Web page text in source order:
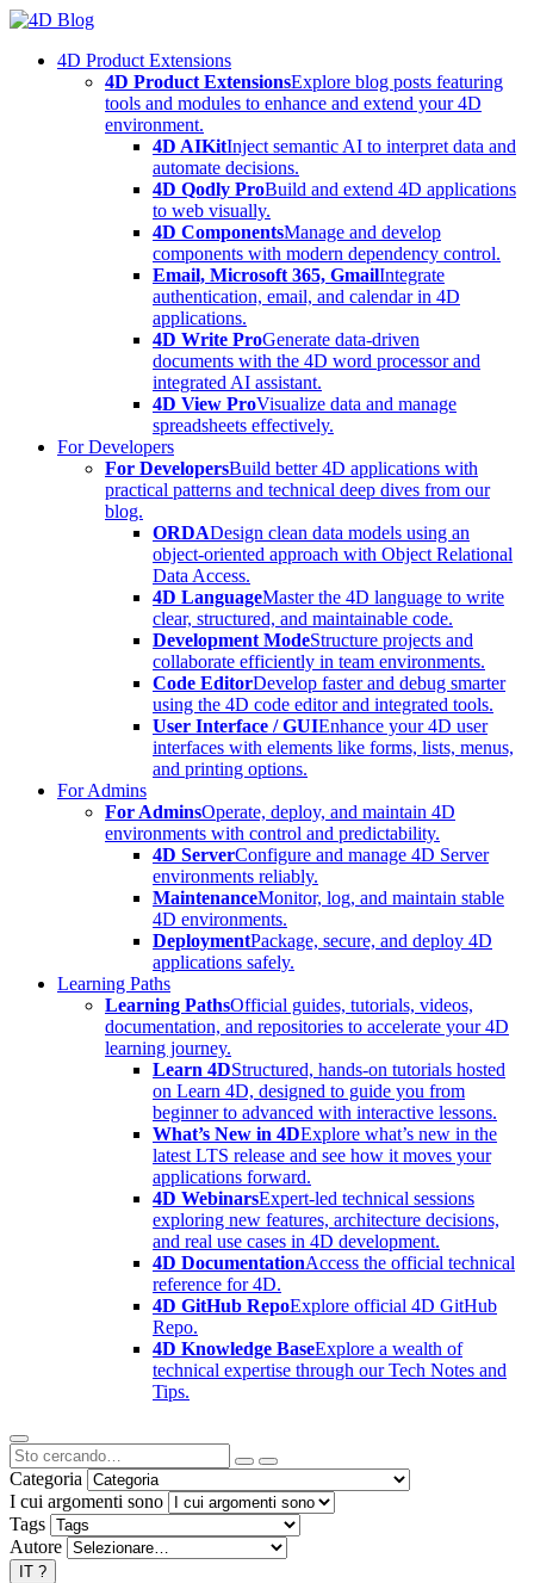
Skip
content4D Product Extensions
4D Product ExtensionsExplore blog posts featuring
tools and modules to enhance and extend your 4D
environment.
4D AIKitInject semantic AI to interpret data and
automate decisions.
4D Qodly ProBuild and extend 4D applications
to web visually.
4D ComponentsManage and develop
components with modern dependency control.
Email, Microsoft 365, GmailIntegrate
authentication, email, and calendar in 4D
applications.
4D Write ProGenerate data-driven
documents with the 4D word processor and
integrated AI assistant.
4D View ProVisualize data and manage
spreadsheets effectively.
For Developers
For DevelopersBuild better 4D applications with
practical patterns and technical deep dives from our
blog.
ORDADesign clean data models using an
object-oriented approach with Object Relational
Data Access.
4D LanguageMaster the 4D language to write
clear, structured, and maintainable code.
Development ModeStructure projects and
collaborate efficiently in team environments.
Code EditorDevelop faster and debug smarter
using the 4D code editor and integrated tools.
User Interface / GUIEnhance your 4D user
interfaces with elements like forms, lists, menus,
and printing options.
For Admins
For AdminsOperate, deploy, and maintain 4D
environments with control and predictability.
4D ServerConfigure and manage 4D Server
environments reliably.
MaintenanceMonitor, log, and maintain stable
4D environments.
DeploymentPackage, secure, and deploy 4D
applications safely.
Learning Paths
Learning PathsOfficial guides, tutorials, videos,
documentation, and repositories to accelerate your 4D
learning journey.
Learn 4DStructured, hands-on tutorials hosted
on Learn 4D, designed to guide you from
beginner to advanced with interactive lessons.
What’s New in 4DExplore what’s new in the
latest LTS release and see how it moves your
applications forward.
4D WebinarsExpert-led technical sessions
exploring new features, architecture decisions,
and real use cases in 4D development.
4D DocumentationAccess the official technical
reference for 4D.
4D GitHub RepoExplore official 4D GitHub
Repo.
4D Knowledge BaseExplore a wealth of
technical expertise through our Tech Notes and
Tips.
Categoria
I cui argomenti sono
Tags
Autore
IT ?